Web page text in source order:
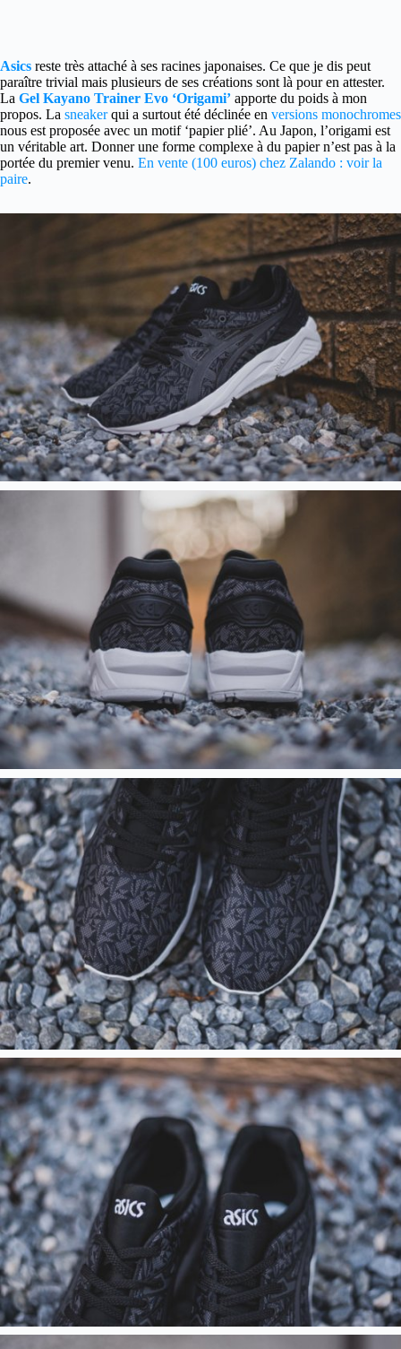
Asics reste très attaché à ses racines japonaises. Ce que je dis peut
paraître trivial mais plusieurs de ses créations sont là pour en attester.
La Gel Kayano Trainer Evo ‘Origami’ apporte du poids à mon
propos. La sneakerqui a surtout été déclinée en versions monochromes
nous est proposée avec un motif ‘papier plié’. Au Japon, l’origami est
un véritable art. Donner une forme complexe à du papier n’est pas à la
portée du premier venu. En vente (100 euros) chez Zalando : voir la
paire.